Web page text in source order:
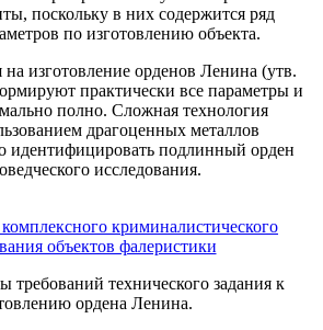
поскольку в них содержится ряд
по изготовлению объекта.
на изготовление орденов Ленина (утв.
практически все параметры и
полно. Сложная технология
драгоценных металлов
идентифицировать подлинный орден
исследования.
требований технического задания к
ордена Ленина.